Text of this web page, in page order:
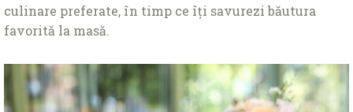
culinare preferate, în timp ce îți savurezi băutura
favorită la masă.